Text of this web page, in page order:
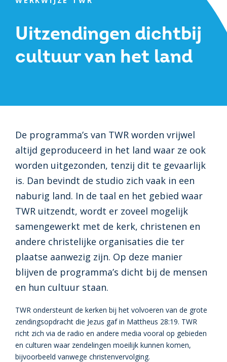
Uitzendingen dichtbij
cultuur van het land
De programma’s van TWR worden vrijwel
altijd geproduceerd in het land waar ze ook
worden uitgezonden, tenzij dit te gevaarlijk
is. Dan bevindt de studio zich vaak in een
naburig land. In de taal en het gebied waar
TWR uitzendt, wordt er zoveel mogelijk
samengewerkt met de kerk, christenen en
andere christelijke organisaties die ter
plaatse aanwezig zijn. Op deze manier
blijven de programma’s dicht bij de mensen
en hun cultuur staan.
TWR ondersteunt de kerken bij het volvoeren van de grote
zendingsopdracht die Jezus gaf in Mattheus 28:19. TWR
richt zich via de radio en andere media vooral op gebieden
en culturen waar zendelingen moeilijk kunnen komen,
bijvoorbeeld vanwege christenvervolging.